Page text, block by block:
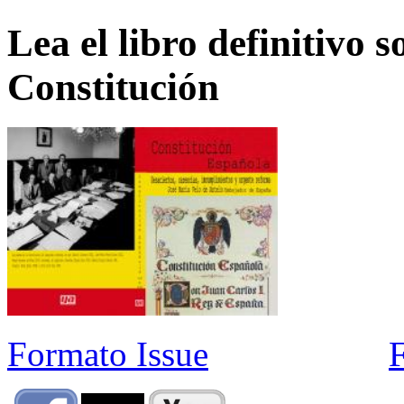
Lea el libro definitivo
Constitución
Formato Issue